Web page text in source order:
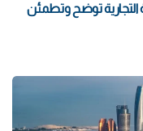
التجارية توضح وتطمئن